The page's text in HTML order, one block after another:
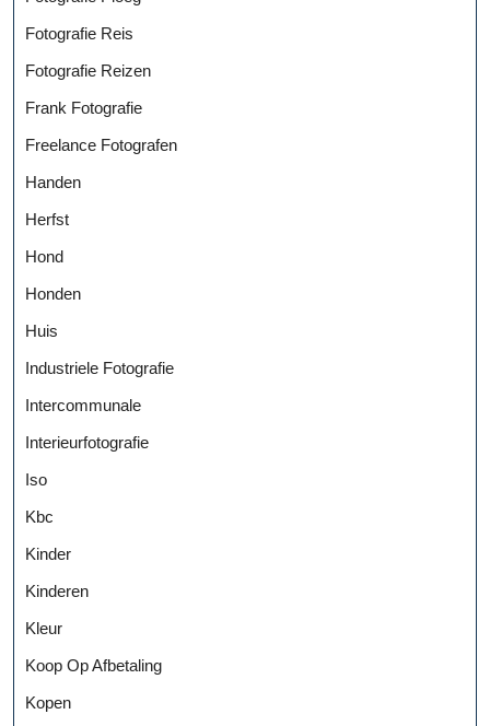
Fotografie Reis
Fotografie Reizen
Frank Fotografie
Freelance Fotografen
Handen
Herfst
Hond
Honden
Huis
Industriele Fotografie
Intercommunale
Interieurfotografie
Iso
Kbc
Kinder
Kinderen
Kleur
Koop Op Afbetaling
Kopen